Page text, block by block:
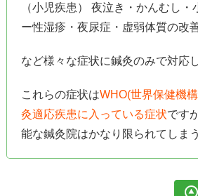
（小児疾患） 夜泣き・かんむし
ー性湿疹・夜尿症・虚弱体質の改
など様々な症状に鍼灸のみで対応
これらの症状はWHO(世界保健機
灸適応疾患に入っている症状です
能な鍼灸院はかなり限られてしま